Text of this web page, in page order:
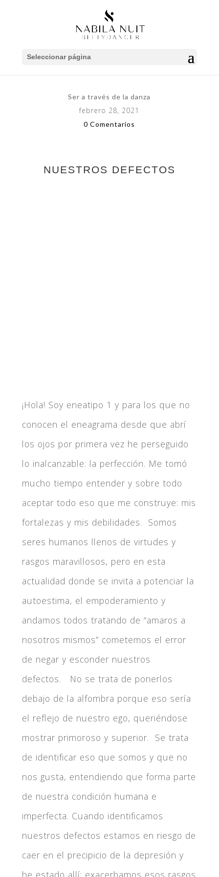
Seleccionar página
Ser a través de la danza
febrero 28, 2021
0 Comentarios
NUESTROS DEFECTOS
¡Hola! Soy eneatipo 1 y para los que no
conocen el eneagrama desde que abrí
los ojos por primera vez he perseguido
lo inalcanzable: la perfección. Me tomó
mucho tiempo entender y sobre todo
aceptar todo eso que me construye: mis
fortalezas y mis debilidades. Somos
seres humanos llenos de virtudes y
rasgos maravillosos, pero en esta
actualidad donde se invita a potenciar la
autoestima, el empoderamiento y
andamos todos tratando de “amaros a
nosotros mismos” cometemos el error
de negar y esconder nuestros
defectos. No se trata de ponerlos
debajo de la alfombra porque eso sería
el reflejo de nuestro ego, queriéndose
mostrar primoroso y superior. Se trata
de identificar eso que somos y que no
nos gusta, entendiendo que forma parte
de nuestra condición humana e
imperfecta. Cuando identificamos
nuestros defectos estamos en riesgo de
caer en el precipicio de la depresión y
he estado allí: exacerbamos esos rasgos